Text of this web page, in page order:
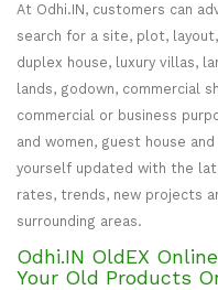
At Odhi.IN, customers can
search for a site, plot,
duplex house, luxury villas,
lands, godown, commercial
commercial or business
and women, guest house
yourself updated with the
rates, trends, new projects
surrounding areas.
Odhi.IN OldEX
Your Old Products